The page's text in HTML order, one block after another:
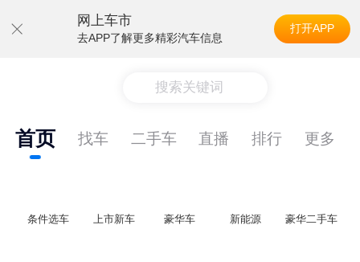
网上车市
去APP了解更多精彩汽车信息
打开APP
搜索关键词
首页 找车 二手车 直播 排行 更多
条件选车 上市新车 豪华车 新能源 豪华二手车